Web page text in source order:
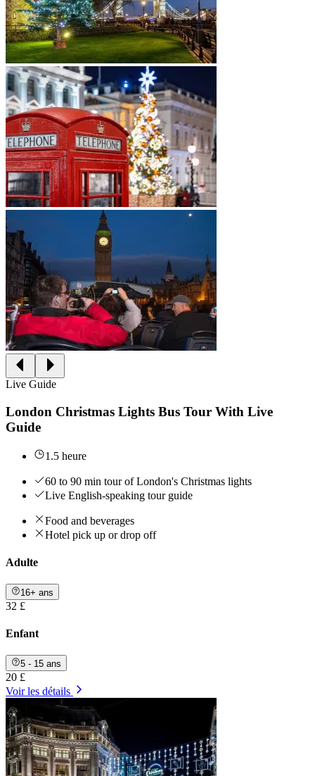
Live Guide
London Christmas Lights Bus Tour With Live
Guide
1.5 heure
60 to 90 min tour of London's Christmas lights
Live English-speaking tour guide
Food and beverages
Hotel pick up or drop off
Adulte
16+ ans
32 £
Enfant
5 - 15 ans
20 £
Voir les détails